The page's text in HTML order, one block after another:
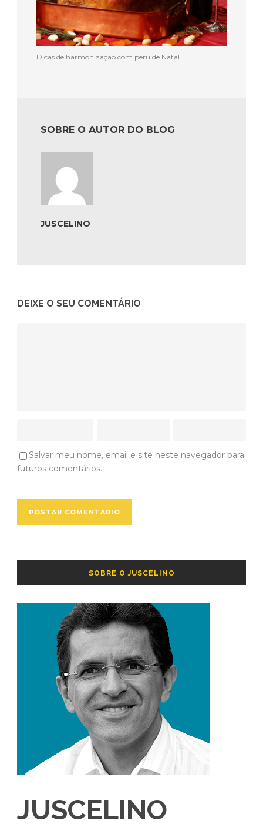
Dicas de harmonização com peru de Natal
SOBRE O AUTOR DO BLOG
JUSCELINO
DEIXE O SEU COMENTÁRIO
Salvar meu nome, email e site neste navegador para
futuros comentários.
SOBRE O JUSCELINO
JUSCELINO